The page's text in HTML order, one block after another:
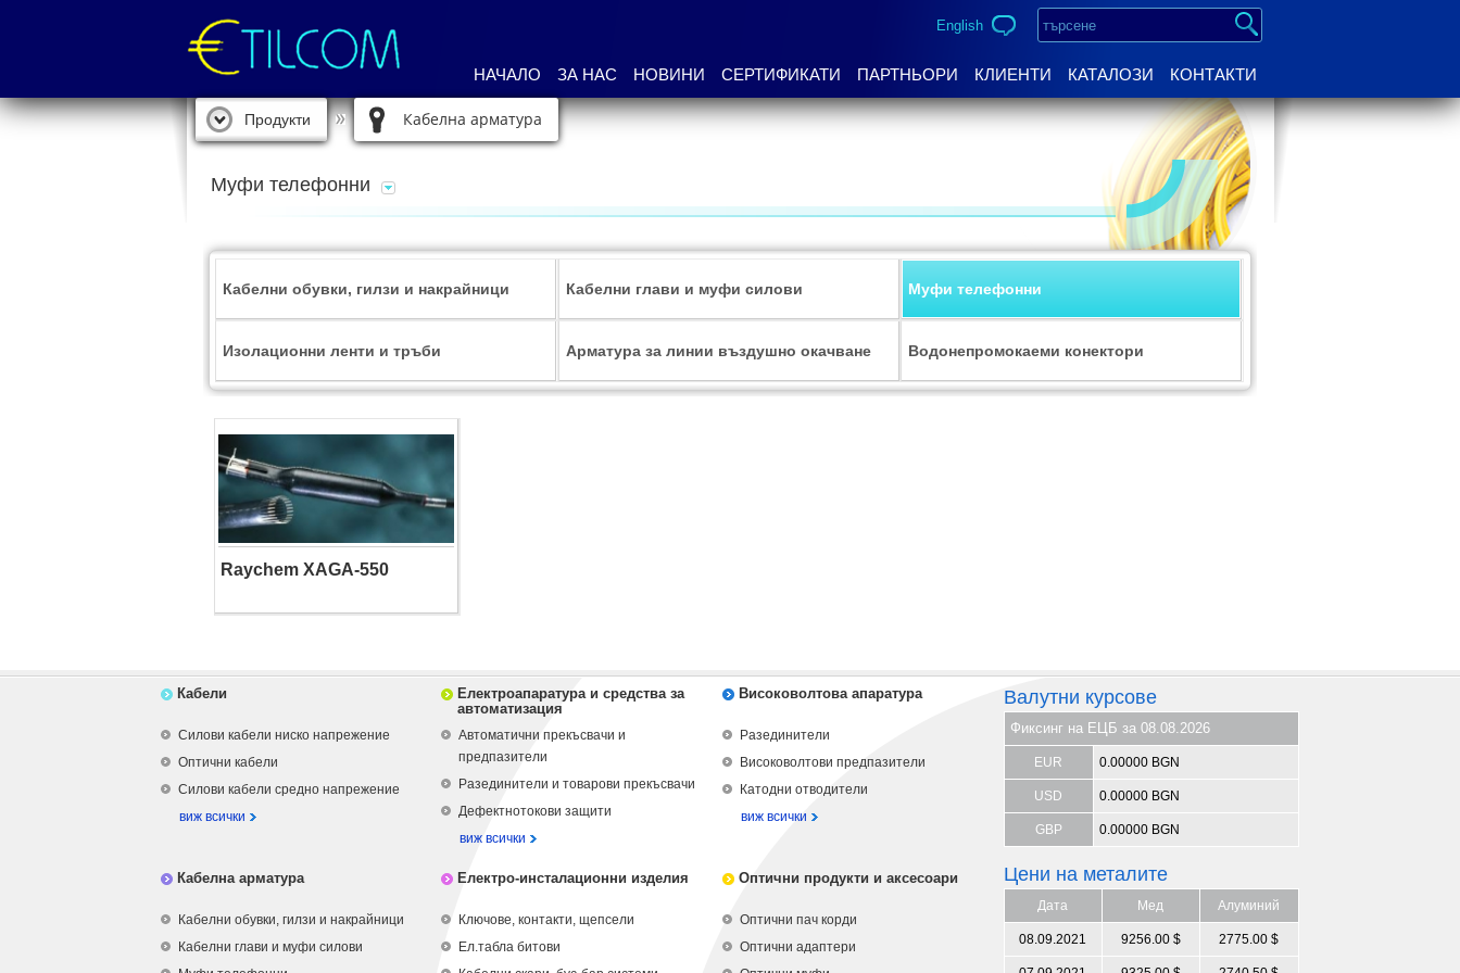
English
НАЧАЛО ЗА НАС НОВИНИ СЕРТИФИКАТИ ПАРТНЬОРИ КЛИЕНТИ КАТАЛОЗИ КОНТАКТИ
Продукти Кабелна арматура
Муфи телефонни
Кабелни обувки, гилзи и накрайници Кабелни глави и муфи силови Муфи телефонни
Изолационни ленти и тръби Арматура за линии въздушно окачване Водонепромокаеми конектори
Raychem XAGA-550
Кабели
Силови кабели ниско напрежение
Оптични кабели
Силови кабели средно напрежение
виж всички
Електроапаратура и средства за
автоматизация
Автоматични прекъсвачи и
предпазители
Разединители и товарови прекъсвачи
Дефектнотокови защити
виж всички
Високоволтова апаратура
Разединители
Високоволтови предпазители
Катодни отводители
виж всички
Кабелна арматура
Кабелни обувки, гилзи и накрайници
Кабелни глави и муфи силови
Електро-инсталационни изделия
Ключове, контакти, щепсели
Ел.табла битови
Оптични продукти и аксесоари
Оптични пач корди
Оптични адаптери
Валутни курсове
Фиксинг на ЕЦБ за 08.08.2026
EUR 0.00000 BGN
USD 0.00000 BGN
GBP 0.00000 BGN
Цени на металите
Дата Мед Алуминий
08.09.2021 9256.00 $ 2775.00 $